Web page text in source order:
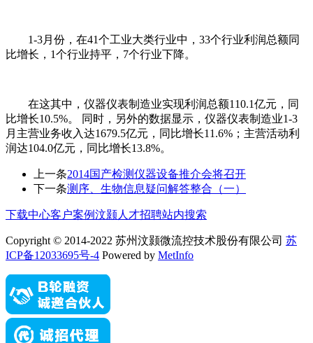
1-3月份，在41个工业大类行业中，33个行业利润总额同
比增长，1个行业持平，7个行业下降。
在这其中，仪器仪表制造业实现利润总额110.1亿元，同
比增长10.5%。 同时，另外的数据显示，仪器仪表制造业1-3
月主营业务收入达1679.5亿元，同比增长11.6%；主营活动利
润达104.0亿元，同比增长13.8%。
上一条2014国产检测仪器设备推介会将召开
下一条测序、生物信息疑问解答整合（一）
下载中心客户案例汶颢人才招聘站内搜索
Copyright © 2014-2022 苏州汶颢微流控技术股份有限公司 苏
ICP备12033695号-4 Powered by MetInfo